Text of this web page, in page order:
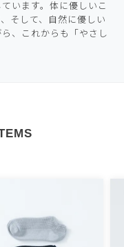
います。体に優しいこ
そして、自然に優しい
、これからも「やさし